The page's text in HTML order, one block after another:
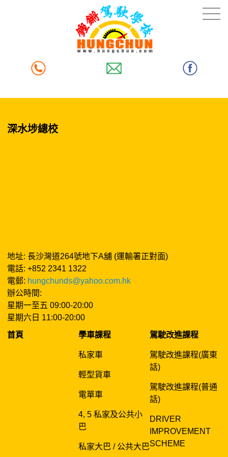
深水埗總校
地址: 長沙灣道264號地下A舖 (運輸署正對面)
電話: +852 2341 1322
電郵: hungchunds@yahoo.com.hk
辦公時間:
星期一至五 09:00-20:00
星期六日 11:00-20:00
首頁
學車課程
私家車
輕型貨車
電單車
4, 5 私家及公共小
巴
私家大巴 / 公共大巴
駕駛改進課程
駕駛改進課程(廣東
話)
駕駛改進課程(普通
話)
DRIVER
IMPROVEMENT
SCHEME